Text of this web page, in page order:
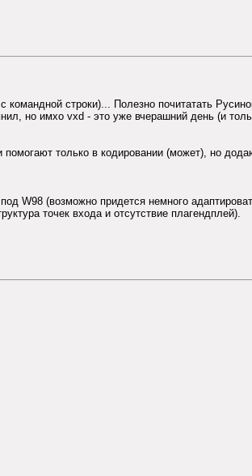
строки)... Полезно почитатать
но имхо vxd - это уже вчерашний день (и
только в кодировании (может), но
W98 (возможно придется немного
точек входа и отсутствие плагендплей).